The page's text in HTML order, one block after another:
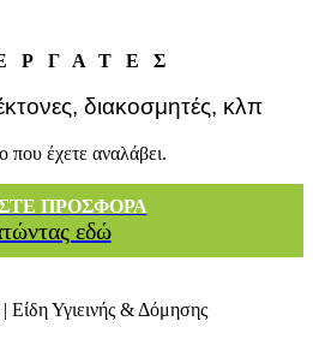
διακοσμητές, κλπ
που έχετε αναλάβει.
ΠΡΟΣΦΟΡΑ
εδώ